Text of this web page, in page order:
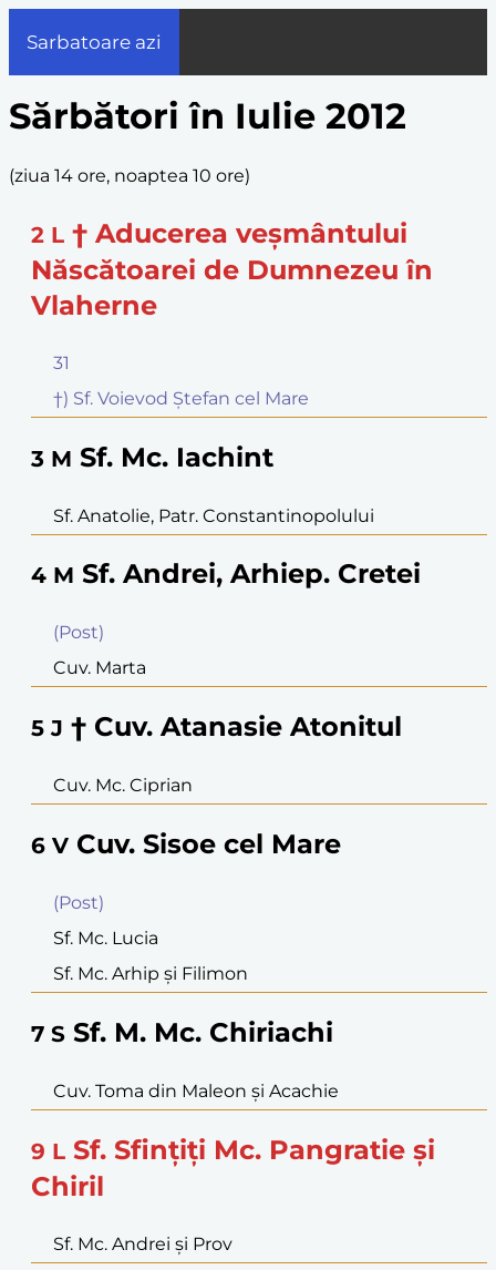
Sarbatoare azi
Sărbători în Iulie 2012
(ziua 14 ore, noaptea 10 ore)
2 L † Aducerea veşmântului
Născătoarei de Dumnezeu în
Vlaherne
31
†) Sf. Voievod Ştefan cel Mare
3 M Sf. Mc. Iachint
Sf. Anatolie, Patr. Constantinopolului
4 M Sf. Andrei, Arhiep. Cretei
(Post)
Cuv. Marta
5 J † Cuv. Atanasie Atonitul
Cuv. Mc. Ciprian
6 V Cuv. Sisoe cel Mare
(Post)
Sf. Mc. Lucia
Sf. Mc. Arhip şi Filimon
7 S Sf. M. Mc. Chiriachi
Cuv. Toma din Maleon şi Acachie
9 L Sf. Sfinţiţi Mc. Pangratie şi
Chiril
Sf. Mc. Andrei şi Prov